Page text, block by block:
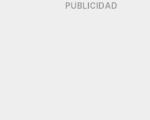
PUBLICIDAD